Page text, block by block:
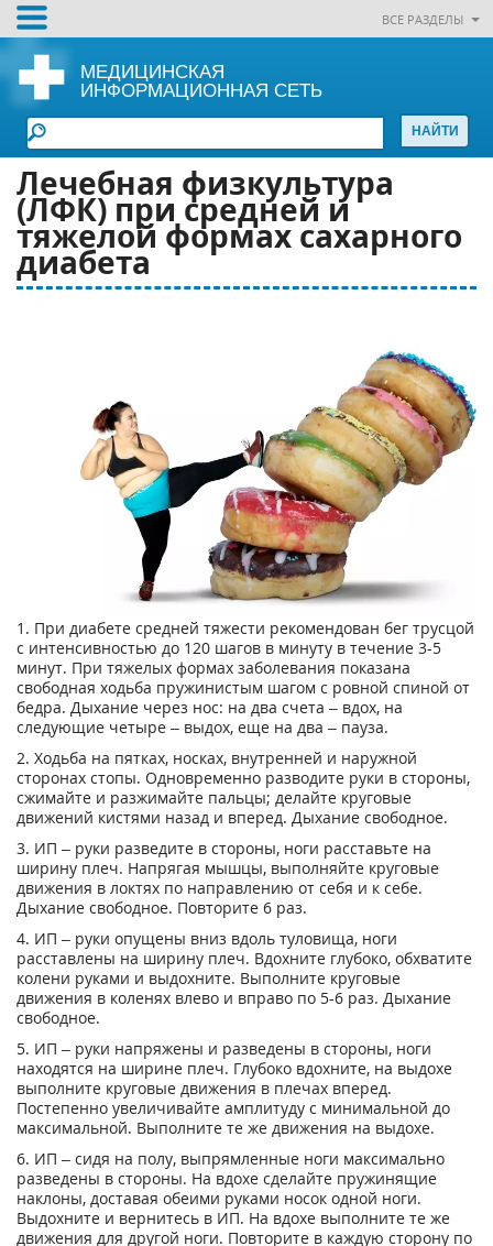
ВСЕ РАЗДЕЛЫ
МЕДИЦИНСКАЯ
ИНФОРМАЦИОННАЯ СЕТЬ
Лечебная физкультура
(ЛФК) при средней и
тяжелой формах сахарного
диабета
1. При диабете средней тяжести рекомендован бег трусцой
с интенсивностью до 120 шагов в минуту в течение 3-5
минут. При тяжелых формах заболевания показана
свободная ходьба пружинистым шагом с ровной спиной от
бедра. Дыхание через нос: на два счета – вдох, на
следующие четыре – выдох, еще на два – пауза.
2. Ходьба на пятках, носках, внутренней и наружной
сторонах стопы. Одновременно разводите руки в стороны,
сжимайте и разжимайте пальцы; делайте круговые
движений кистями назад и вперед. Дыхание свободное.
3. ИП – руки разведите в стороны, ноги расставьте на
ширину плеч. Напрягая мышцы, выполняйте круговые
движения в локтях по направлению от себя и к себе.
Дыхание свободное. Повторите 6 раз.
4. ИП – руки опущены вниз вдоль туловища, ноги
расставлены на ширину плеч. Вдохните глубоко, обхватите
колени руками и выдохните. Выполните круговые
движения в коленях влево и вправо по 5-6 раз. Дыхание
свободное.
5. ИП – руки напряжены и разведены в стороны, ноги
находятся на ширине плеч. Глубоко вдохните, на выдохе
выполните круговые движения в плечах вперед.
Постепенно увеличивайте амплитуду с минимальной до
максимальной. Выполните те же движения на выдохе.
6. ИП – сидя на полу, выпрямленные ноги максимально
разведены в стороны. На вдохе сделайте пружинящие
наклоны, доставая обеими руками носок одной ноги.
Выдохните и вернитесь в ИП. На вдохе выполните те же
движения для другой ноги. Повторите в каждую сторону по